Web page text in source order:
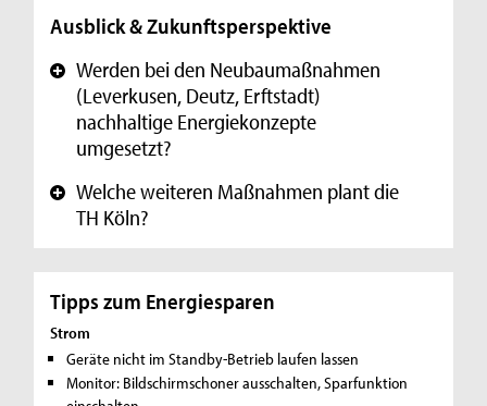
Ausblick & Zukunftsperspektive
+ Werden bei den Neubaumaßnahmen
(Leverkusen, Deutz, Erftstadt)
nachhaltige Energiekonzepte
umgesetzt?
+ Welche weiteren Maßnahmen plant die
TH Köln?
Tipps zum Energiesparen
Strom
Geräte nicht im Standby-Betrieb laufen lassen
Monitor: Bildschirmschoner ausschalten, Sparfunktion